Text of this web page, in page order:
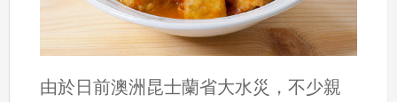
由於日前澳洲昆士蘭省大水災，不少親